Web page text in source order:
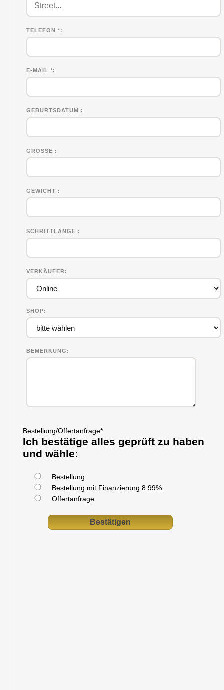
TELEFON *
E-MAIL *
GEBURTSDATUM
GRÖSSE
GEWICHT
SCHRITTLÄNGE
VERKÄUFER
SHOP
BEMERKUNG
Bestellung/Offertanfrage*
Ich bestätige alles geprüft zu haben
und wähle:
Bestellung
Bestellung mit Finanzierung 8.99%
Offertanfrage